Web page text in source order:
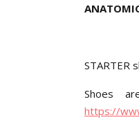
STARTER
Shoes
https://